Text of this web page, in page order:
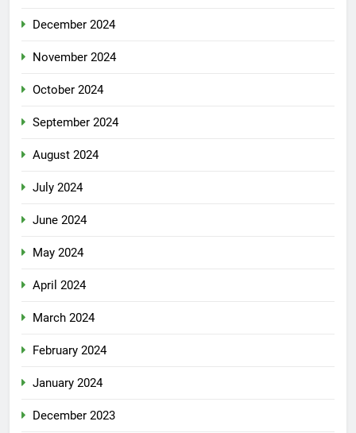
December 2024
November 2024
October 2024
September 2024
August 2024
July 2024
June 2024
May 2024
April 2024
March 2024
February 2024
January 2024
December 2023